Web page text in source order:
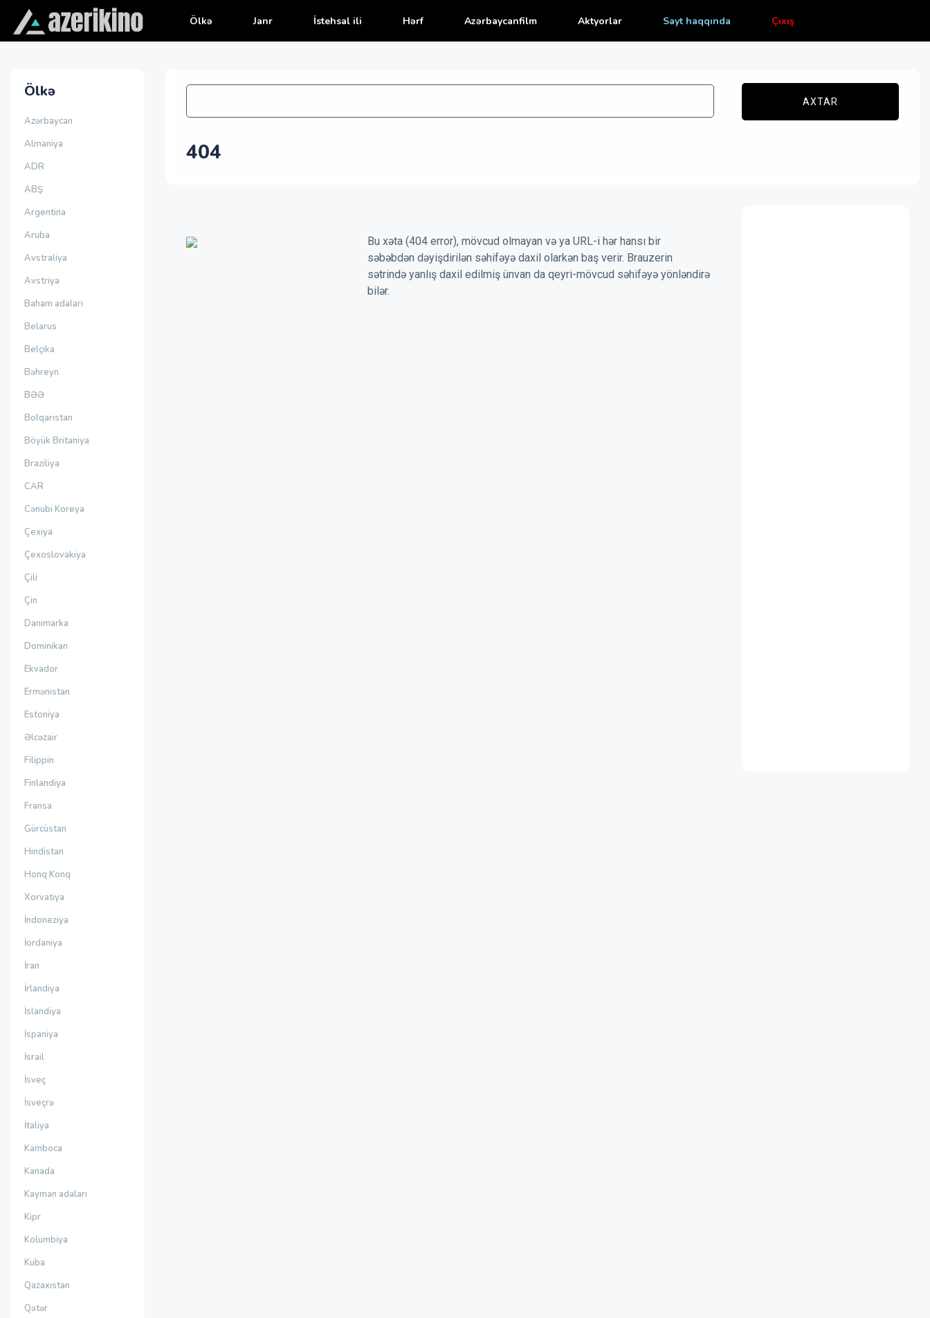
Ölkə Janr İstehsal ili Hərf Azərbaycanfilm Aktyorlar Sayt haqqında Çıxış
Ölkə
Azərbaycan
Almaniya
ADR
ABŞ
Argentina
Aruba
Avstraliya
Avstriya
Baham adaları
Belarus
Belçika
Bəhreyn
BƏƏ
Bolqarıstan
Böyük Britaniya
Braziliya
CAR
Cənubi Koreya
Çexiya
Çexoslovakiya
Çili
Çin
Danimarka
Dominikan
Ekvador
Ermənistan
Estoniya
Əlcəzair
Filippin
Finlandiya
Fransa
Gürcüstan
Hindistan
Honq Konq
Xorvatiya
İndoneziya
İordaniya
İran
İrlandiya
İslandiya
İspaniya
İsrail
İsveç
İsveçrə
İtaliya
Kamboca
Kanada
Kayman adaları
Kipr
Kolumbiya
Kuba
Qazaxıstan
Qətər
AXTAR
404
Bu xəta (404 error), mövcud olmayan və ya URL-i hər hansı bir
səbəbdən dəyişdirilən səhifəyə daxil olarkən baş verir. Brauzerin
sətrində yanlış daxil edilmiş ünvan da qeyri-mövcud səhifəyə yönləndirə
bilər.